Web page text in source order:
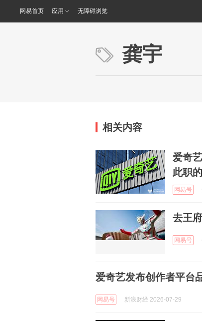
网易首页 应用 无障碍浏览
龚宇
相关内容
爱奇
此职
网易号
去王
网易号
爱奇艺发布创作者平台
网易号 新浪财经 2026-07-29